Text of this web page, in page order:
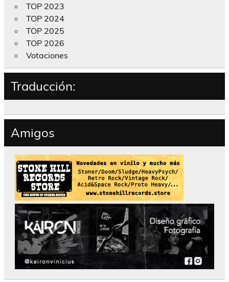
TOP 2023
TOP 2024
TOP 2025
TOP 2026
Votaciones
Traducción:
Amigos